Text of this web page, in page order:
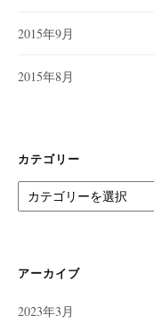
2015年9月
2015年8月
カテゴリー
テ
ー
アーカイブ
2023年3月